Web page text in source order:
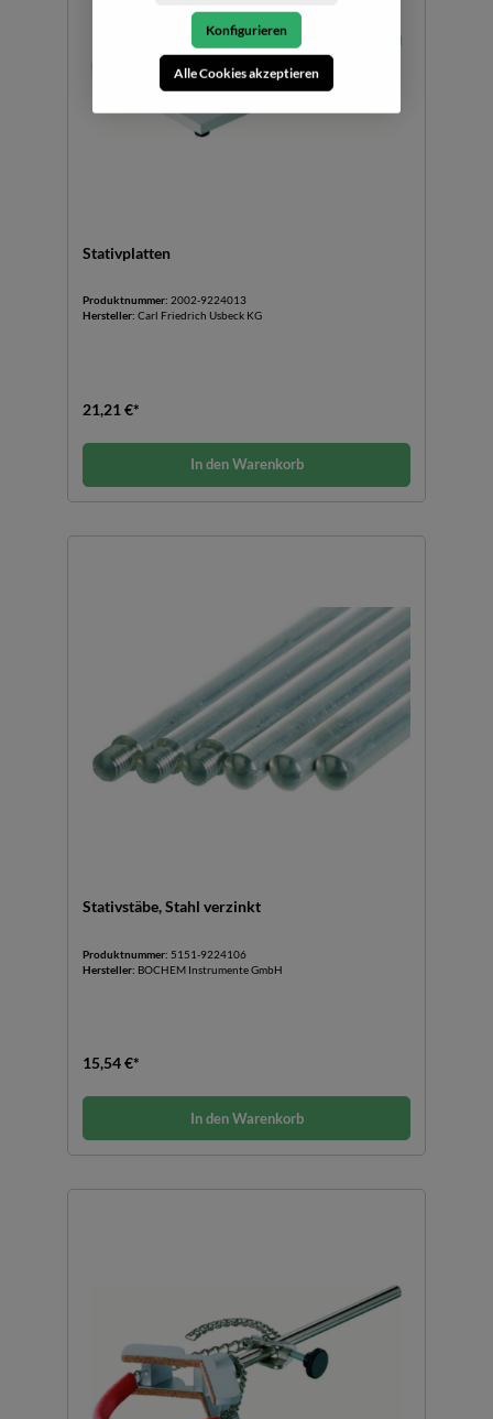
Stativplatten
Produktnummer: 2002-9224013
Hersteller: Carl Friedrich Usbeck KG
21,21 €*
In den Warenkorb
Stativstäbe, Stahl verzinkt
Produktnummer: 5151-9224106
Hersteller: BOCHEM Instrumente GmbH
15,54 €*
In den Warenkorb
Konfigurieren
Alle Cookies akzeptieren